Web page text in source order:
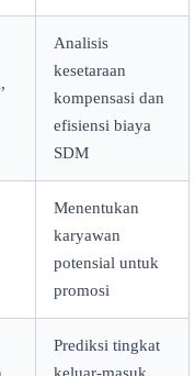
Analisis
kesetaraan
kompensasi dan
efisiensi biaya
SDM
Menentukan
karyawan
potensial untuk
promosi
Prediksi tingkat